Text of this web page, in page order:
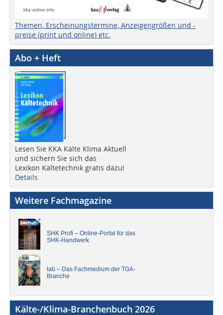
Themen, Erscheinungstermine, Anzeigengrößen und -
preise (print und online) etc.
Abo + Heft
Lesen Sie KKA Kälte Klima Aktuell
und sichern Sie sich das
Lexikon Kältetechnik gratis dazu!
Details
Weitere Fachmagazine
SHK Profi – Online-Portal für das
SHK-Handwerk
tab – Das Fachmedium der TGA-
Branche
Kälte-/Klima-Branchenbuch 2026